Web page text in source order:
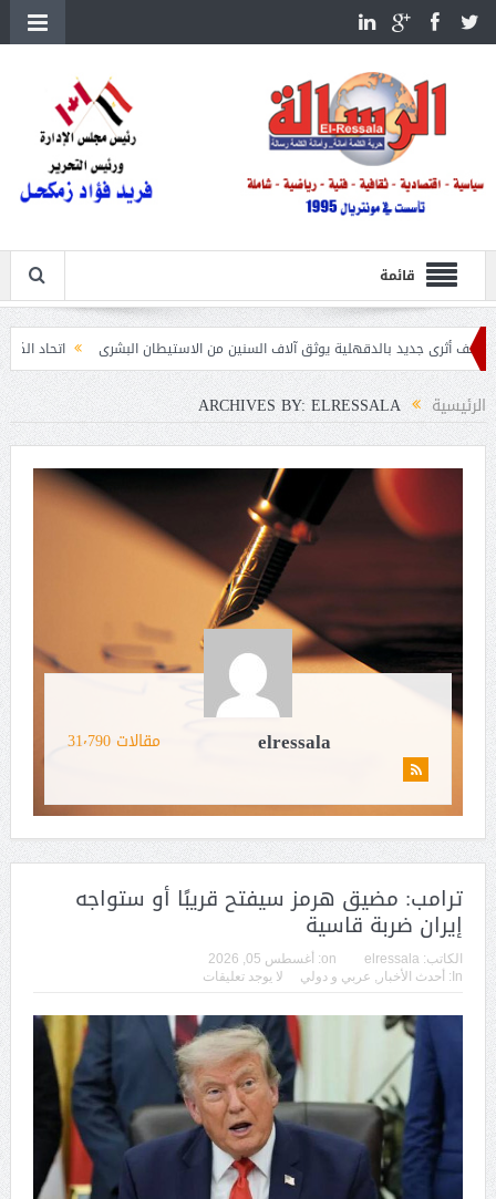
قائمة
يوثق آلاف السنين من الاستيطان البشرى اتحاد الكرة يطلب استضافة أمم إفريقيا تحت 23 عامًا المؤهلة
الرئيسية ARCHIVES BY: ELRESSALA
elressala مقالات 31٬790
ترامب: مضيق هرمز سيفتح قريبًا أو ستواجه
إيران ضربة قاسية
الكاتب: elressala
on:
أغسطس 05, 2026
In:
أحدث الأخبار عربي و دولي لا يوجد تعليقات